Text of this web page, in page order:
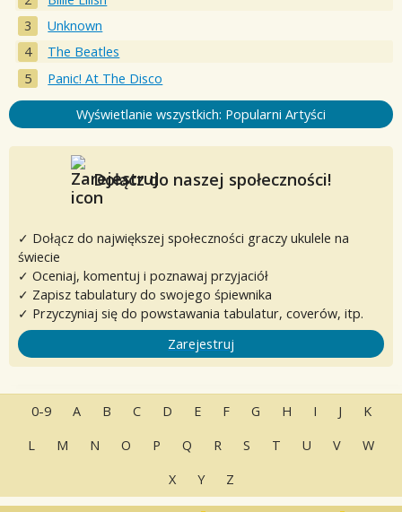
Unknown
The Beatles
Panic! At The Disco
Wyświetlanie wszystkich: Popularni Artyści
Dołącz do naszej społeczności!
✓ Dołącz do największej społeczności graczy ukulele na
świecie
✓ Oceniaj, komentuj i poznawaj przyjaciół
✓ Zapisz tabulatury do swojego śpiewnika
✓ Przyczyniaj się do powstawania tabulatur, coverów, itp.
Zarejestruj
0-9 A B C D E F G H I J
K
L
M N O P Q R S T U V
W
X
Y Z